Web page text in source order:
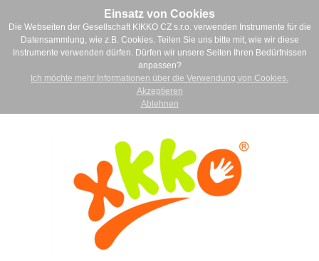
Einsatz von Cookies
Die Webseiten der Gesellschaft KIKKO CZ s.r.o. verwenden Instrumente für die
Datensammlung, wie z.B. Cookies. Teilen Sie uns bitte mit, wie wir diese
Instrumente verwenden dürfen. Dürfen wir unsere Seiten Ihren Bedürfnissen
anpassen?
Ich möchte mehr Informationen über die Verwendung von Cookies.
Akzeptieren
Ablehnen